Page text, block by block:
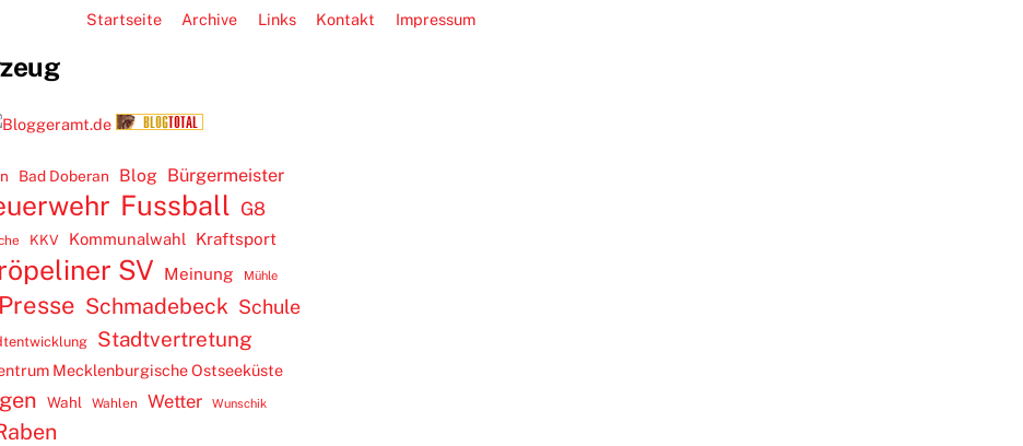
Startseite Archive Links Kontakt Impressum
Bad Doberan Blog Bürgermeister
Fussball G8
KKV Kommunalwahl Kraftsport
SV Meinung Mühle
Presse Schmadebeck Schule
Stadtvertretung
Mecklenburgische Ostseeküste
Wahl Wahlen Wetter Wunschik